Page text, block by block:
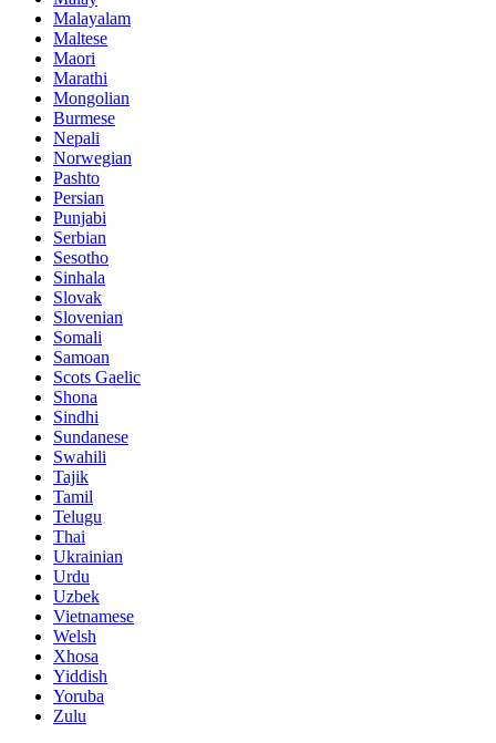
Malayalam
Maltese
Maori
Marathi
Mongolian
Burmese
Nepali
Norwegian
Pashto
Persian
Punjabi
Serbian
Sesotho
Sinhala
Slovak
Slovenian
Somali
Samoan
Scots Gaelic
Shona
Sindhi
Sundanese
Swahili
Tajik
Tamil
Telugu
Thai
Ukrainian
Urdu
Uzbek
Vietnamese
Welsh
Xhosa
Yiddish
Yoruba
Zulu